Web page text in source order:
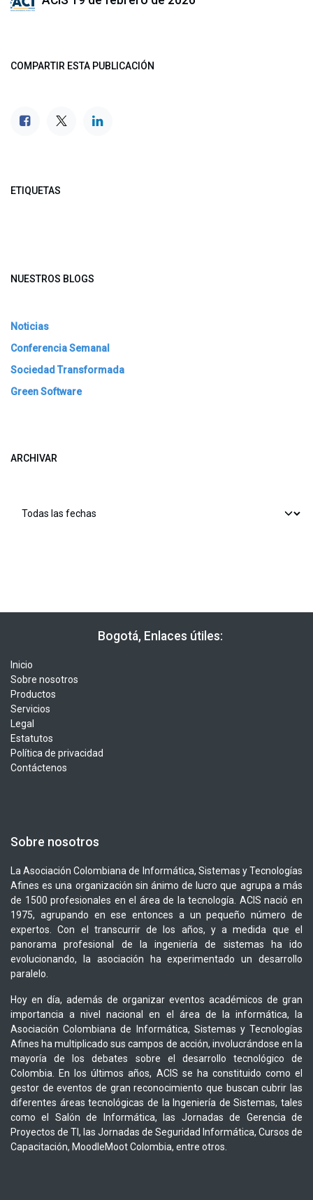
COMPARTIR ESTA PUBLICACIÓN
ETIQUETAS
NUESTROS BLOGS
Noticias
Conferencia Semanal
Sociedad Transformada
Green Software
ARCHIVAR
​​ Bogotá, Enlaces útiles:
Inicio
Sobre nosotros
Productos
Servicios
Legal
Estatutos
Política de privacidad
Contáctenos
Sobre nosotros
La Asociación Colombiana de Informática, Sistemas y Tecnologías
Afines es una organización sin ánimo de lucro que agrupa a más
de 1500 profesionales en el área de la tecnología. ACIS nació en
1975, agrupando en ese entonces a un pequeño número de
expertos. Con el transcurrir de los años, y a medida que el
panorama profesional de la ingeniería de sistemas ha ido
evolucionando, la asociación ha experimentado un desarrollo
paralelo.
Hoy en día, además de organizar eventos académicos de gran
importancia a nivel nacional en el área de la informática, la
Asociación Colombiana de Informática, Sistemas y Tecnologías
Afines ha multiplicado sus campos de acción, involucrándose en la
mayoría de los debates sobre el desarrollo tecnológico de
Colombia. En los últimos años, ACIS se ha constituido como el
gestor de eventos de gran reconocimiento que buscan cubrir las
diferentes áreas tecnológicas de la Ingeniería de Sistemas, tales
como el Salón de Informática, las Jornadas de Gerencia de
Proyectos de TI, las Jornadas de Seguridad Informática, Cursos de
Capacitación, MoodleMoot Colombia, entre otros.